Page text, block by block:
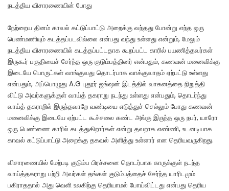
நடத்திய விசாரணையின் போது
நேற்றைய தினம் காவல் கட்டுப்பாட்டு அறைக்கு வந்தது போன்று எந்த ஒரு
பெண்மணியும் கடத்தப்படவில்லை என்பது வந்து உள்ளது என்றும், மேலும்
நடத்திய விசாரணையில் கடத்தப்பட்டதாக கூறப்பட்ட காரில் பயணித்தவர்கள்
இருகூர் பகுதியைச் சேர்ந்த ஒரு குடும்பத்தினர் என்பதும், கணவன் மனைவிக்கு
இடையே பொருட்கள் வாங்குவது தொடர்பாக வாக்குவாதம் ஏற்பட்டு உள்ளது
என்பதும், அப்பொழுது A.G புதூர் ஜங்ஷன் இடத்தில் வாகனத்தை நிறுத்தி
விட்டு அவர்களுக்குள் வாய்த் தகராறு நடந்து உள்ளது என்பதும், தொடர்ந்து
வாய்த் தகராறில் இருந்தவாறே வண்டியை எடுத்துச் செல்லும் போது கணவன்
மனைவிக்கு இடையே ஏற்பட்ட கூச்சலை கண்ட அங்கு இருந்த ஒரு நபர், யாரோ
ஒரு பெண்ணை காரில் கடத்துகிறார்கள் என்று தவறாக எண்ணி, உடனடியாக
காவல் கட்டுப்பாட்டு அறைக்கு தகவல் அளித்து உள்ளார் என தெரியவருகிறது.
விசாரணையில் மேற்படி குடும்ப பிரச்சனை தொடர்பாக காருக்குள் நடந்த
வாய்த்தகராறு பற்றி அவர்கள் தங்கள் குடும்பத்தைச் சேர்ந்த யாரிடமும்
பகிராததால் அது வெளி உலகிற்கு தெரியாமல் போய்விட்டது என்பது தெரிய